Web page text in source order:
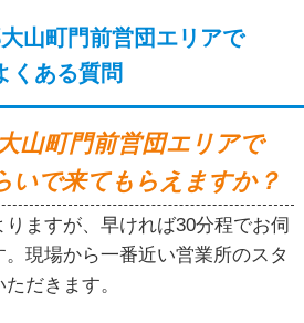
山町門前営団エリアで
くある質問
山町門前営団エリアで
いで来てもらえますか？
ますが、早ければ30分程でお伺
現場から一番近い営業所のスタ
だきます。